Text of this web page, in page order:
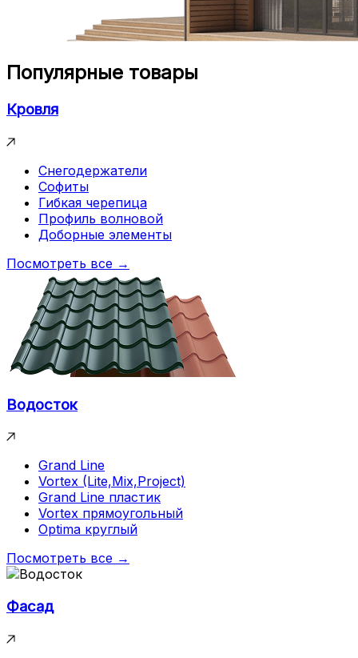
Популярные товары
Кровля
Снегодержатели
Софиты
Гибкая черепица
Профиль волновой
Доборные элементы
Посмотреть все →
Водосток
Grand Line
Vortex (Lite,Mix,Project)
Grand Line пластик
Vortex прямоугольный
Optima круглый
Посмотреть все →
Фасад